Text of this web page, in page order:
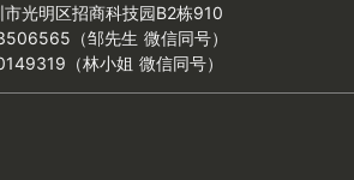
光明区招商科技园B2栋910
（邹先生 微信同号）
（林小姐 微信同号）